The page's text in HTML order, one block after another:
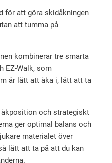
för att göra skidåkningen
att tumma på
kombinerar tre smarta
EZ-Walk, som
är lätt att åka i, lätt att ta
åkposition och strategiskt
ger optimal balans och
materialet över
lätt att ta på att du kan